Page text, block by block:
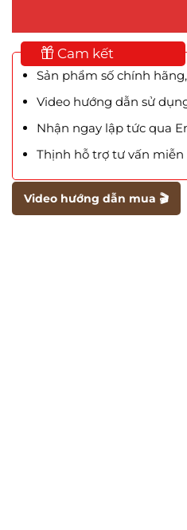
Cam kết
Sản phẩm số chính
Video hướng dẫn sử
Nhận ngay lập tức qua
Thịnh hỗ trợ tư vấn miễn
Video hướng dẫn mua 🎬